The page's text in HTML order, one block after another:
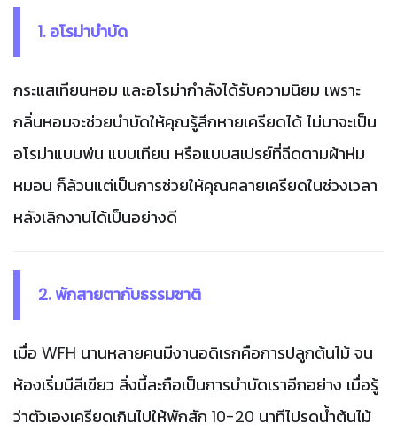
1. อโรม่าบำบัด
กระแสเทียนหอม และอโรม่ากำลังได้รับความนิยม เพราะ
กลิ่นหอมจะช่วยบำบัดให้คุณรู้สึกหายเครียดได้ ไม่มาจะเป็น
อโรม่าแบบพ่น แบบเทียน หรือแบบสเปรย์ที่ฉีดตามผ้าห่ม
หมอน ก็ล้วนแต่เป็นการช่วยให้คุณคลายเครียดในช่วงเวลา
หลังเลิกงานได้เป็นอย่างดี
2. พักสายตากับธรรมชาติ
เมื่อ WFH นานหลายคนมีงานอดิเรกคือการปลูกต้นไม้ จน
ห้องเริ่มมีสีเขียว สิ่งนี้ละถือเป็นการบำบัดเราอีกอย่าง เมื่อรู้
ว่าตัวเองเครียดเกินไปให้พักสัก 10-20 นาทีไปรดน้ำต้นไม้